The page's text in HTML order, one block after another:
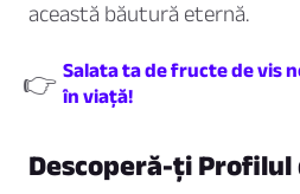
această băutură eternă.
👉 Salata ta de fructe de vis
în viață!
Descoperă-ți Profilul